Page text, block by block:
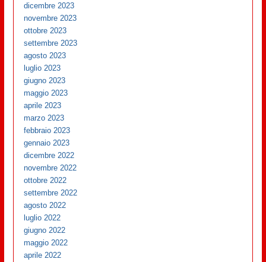
dicembre 2023
novembre 2023
ottobre 2023
settembre 2023
agosto 2023
luglio 2023
giugno 2023
maggio 2023
aprile 2023
marzo 2023
febbraio 2023
gennaio 2023
dicembre 2022
novembre 2022
ottobre 2022
settembre 2022
agosto 2022
luglio 2022
giugno 2022
maggio 2022
aprile 2022